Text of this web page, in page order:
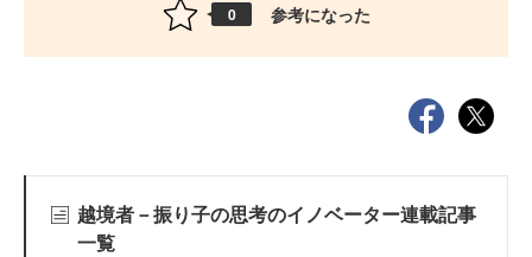
0 参考になった
越境者－振り子の思考のイノベーター連載記事
一覧